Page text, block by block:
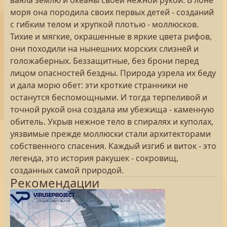
моря она породила своих первых детей - созданий
с гибким телом и хрупкой плотью - моллюсков.
Тихие и мягкие, окрашенные в яркие цвета рифов,
они походили на нынешних морских слизней и
голожаберных. Беззащитные, без брони перед
лицом опасностей бездны. Природа узрела их беду
и дала морю обет: эти кроткие странники не
останутся беспомощными. И тогда терпеливой и
точной рукой она создала им убежища - каменную
обитель. Укрыв нежное тело в спиралях и куполах,
уязвимые прежде моллюски стали архитекторами
собственного спасения. Каждый изгиб и виток - это
легенда, это история ракушек - сокровищ,
созданных самой природой.
Рекомендации